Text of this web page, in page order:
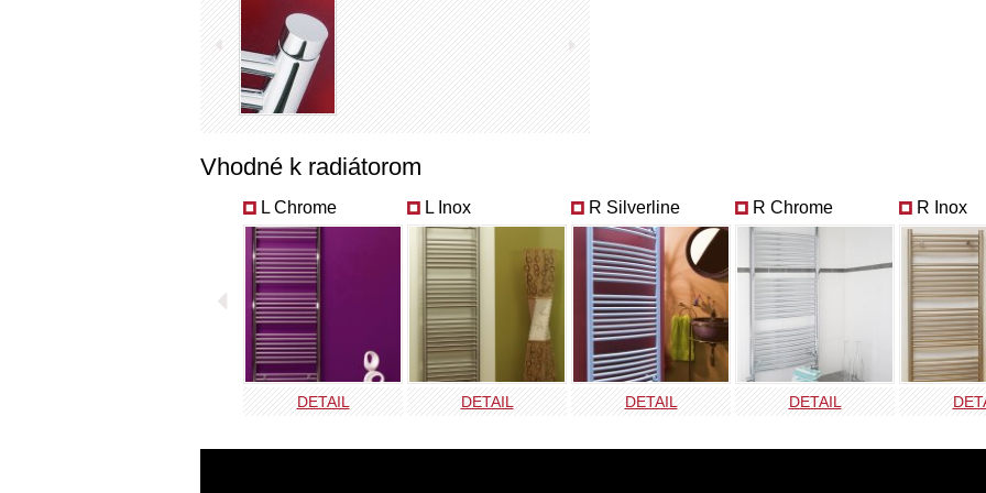
Vhodné k radiátorom
L Chrome
DETAIL
L Inox
DETAIL
R Silverline
DETAIL
R Chrome
DETAIL
R Inox